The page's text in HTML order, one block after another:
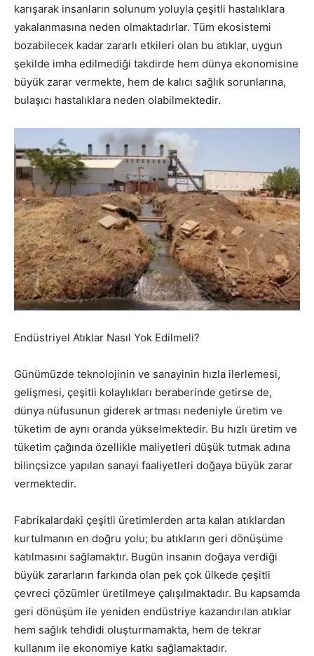
karışarak insanların solunum yoluyla çeşitli hastalıklara
yakalanmasına neden olmaktadırlar. Tüm ekosistemi
bozabilecek kadar zararlı etkileri olan bu atıklar, uygun
şekilde imha edilmediği takdirde hem dünya ekonomisine
büyük zarar vermekte, hem de kalıcı sağlık sorunlarına,
bulaşıcı hastalıklara neden olabilmektedir.
Endüstriyel Atıklar Nasıl Yok Edilmeli?
Günümüzde teknolojinin ve sanayinin hızla ilerlemesi,
gelişmesi, çeşitli kolaylıkları beraberinde getirse de,
dünya nüfusunun giderek artması nedeniyle üretim ve
tüketim de aynı oranda yükselmektedir. Bu hızlı üretim ve
tüketim çağında özellikle maliyetleri düşük tutmak adına
bilinçsizce yapılan sanayi faaliyetleri doğaya büyük zarar
vermektedir.
Fabrikalardaki çeşitli üretimlerden arta kalan atıklardan
kurtulmanın en doğru yolu; bu atıkların geri dönüşüme
katılmasını sağlamaktır. Bugün insanın doğaya verdiği
büyük zararların farkında olan pek çok ülkede çeşitli
çevreci çözümler üretilmeye çalışılmaktadır. Bu kapsamda
geri dönüşüm ile yeniden endüstriye kazandırılan atıklar
hem sağlık tehdidi oluşturmamakta, hem de tekrar
kullanım ile ekonomiye katkı sağlamaktadır.